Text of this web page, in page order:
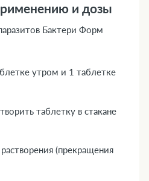
и дозы
Бактери Форм
утром и 1 таблетке
таблетку в стакане
(прекращения